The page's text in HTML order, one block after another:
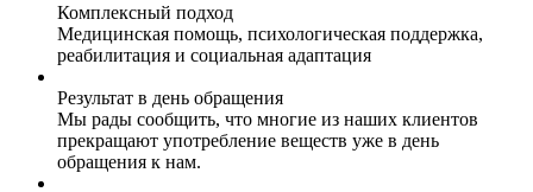
Комплексный подход
Медицинская помощь, психологическая поддержка,
реабилитация и социальная адаптация
Результат в день обращения
Мы рады сообщить, что многие из наших клиентов
прекращают употребление веществ уже в день
обращения к нам.